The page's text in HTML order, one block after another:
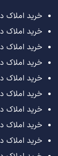
خرید املاک
خرید املاک
خرید املاک
خرید املاک
خرید املاک
خرید املاک
خرید املاک
خرید املاک
خرید املاک